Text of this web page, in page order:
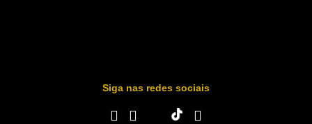
Siga nas redes sociais